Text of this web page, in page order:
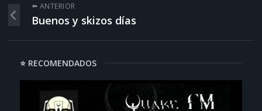
⬅️ ANTERIOR
Buenos y skizos días
⭐ RECOMENDADOS